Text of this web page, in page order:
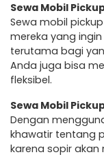
Sewa Mobil
Sewa mobil
mereka yang
terutama bagi
Anda juga bisa
fleksibel.
Sewa Mobil
Dengan
khawatir tentang
karena sopir akan